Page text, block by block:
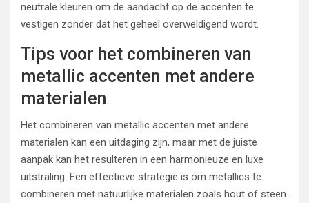
neutrale kleuren om de aandacht op de accenten te
vestigen zonder dat het geheel overweldigend wordt.
Tips voor het combineren van
metallic accenten met andere
materialen
Het combineren van metallic accenten met andere
materialen kan een uitdaging zijn, maar met de juiste
aanpak kan het resulteren in een harmonieuze en luxe
uitstraling. Een effectieve strategie is om metallics te
combineren met natuurlijke materialen zoals hout of steen.